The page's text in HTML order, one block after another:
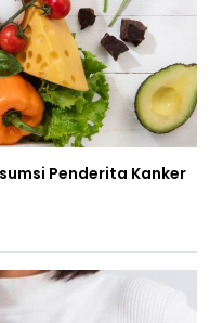
Penderita Kanker